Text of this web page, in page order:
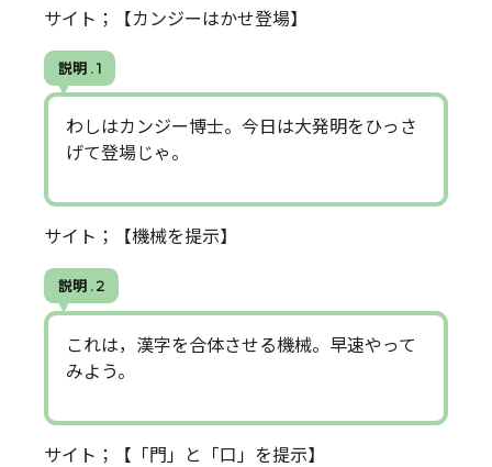
サイト；【カンジーはかせ登場】
説明 . 1
わしはカンジー博士。今日は大発明をひっさ
げて登場じゃ。
サイト；【機械を提示】
説明 . 2
これは，漢字を合体させる機械。早速やって
みよう。
サイト；【「門」と「口」を提示】